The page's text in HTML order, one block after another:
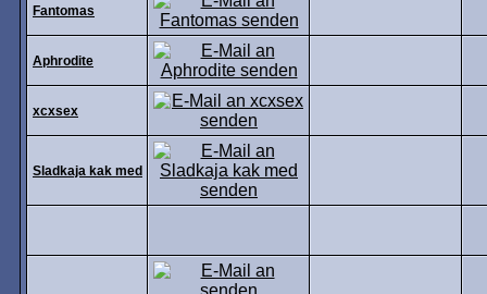
Fantomas
Aphrodite
xcxsex
Sladkaja kak med